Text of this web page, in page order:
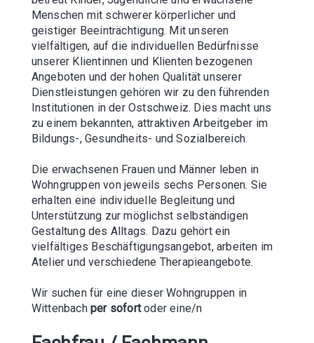
Arbeitgeber im Bildungs-, Gesundheits- und
Sozialbereich.
Arbeiten & Ausbilden
Wir bieten unseren Mitarbeitenden ein äusserst
interessantes und abwechslungsreiches Arbeitsfeld.
Ein angenehmes Arbeitsklima, die gewinnbringende
Zusammenarbeit in einem interdisziplinären Team
sowie überdurchschnittliche Fort- und
Weiterbildungsmöglichkeiten machen uns zu einem
attraktiven und fortschrittlichen Arbeitgeber. Wir sind
stolz auf unser hohes Qualitätsbewusstsein, unsere
gut organisierte Institution und eine moderne
Infrastruktur. Hohe fachliche und persönliche
Standards bilden die Basis für eine professionelle
Tätigkeit. Die Anstellung erfolgt nach kantonalen
Richtlinien mit ausgezeichneten Sozialleistungen und